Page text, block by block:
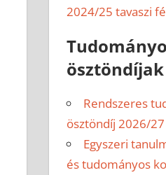
2024/25 tavaszi
ösztöndíjak
Rendszeres
ösztöndíj 2026/
Egyszeri
és tudományos